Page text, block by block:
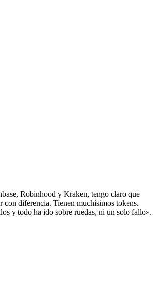
Robinhood y Kraken, tengo claro que
con diferencia. Tienen muchísimos tokens.
y todo ha ido sobre ruedas, ni un solo fallo».